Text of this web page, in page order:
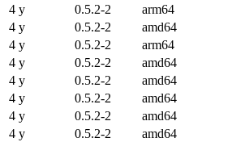
4 y
0.5.2-2 arm64
4 y
0.5.2-2 amd64
4 y
0.5.2-2 arm64
4 y
0.5.2-2 amd64
4 y
0.5.2-2 amd64
4 y
0.5.2-2 amd64
4 y
0.5.2-2 amd64
4 y
0.5.2-2 amd64